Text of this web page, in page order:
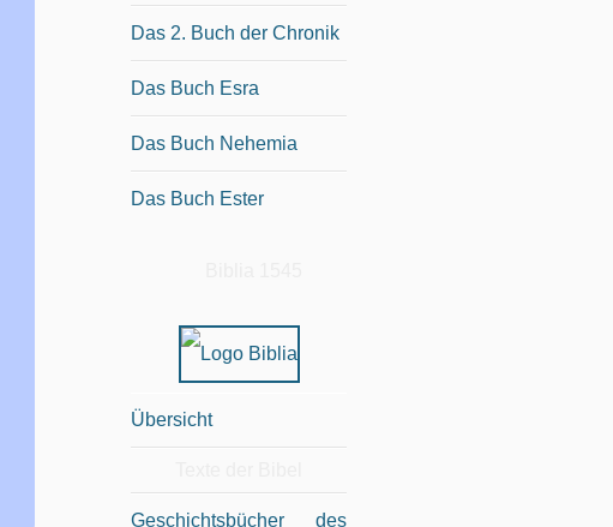
Das 2. Buch der Chronik
Das Buch Esra
Das Buch Nehemia
Das Buch Ester
Übersicht
Geschichtsbücher des